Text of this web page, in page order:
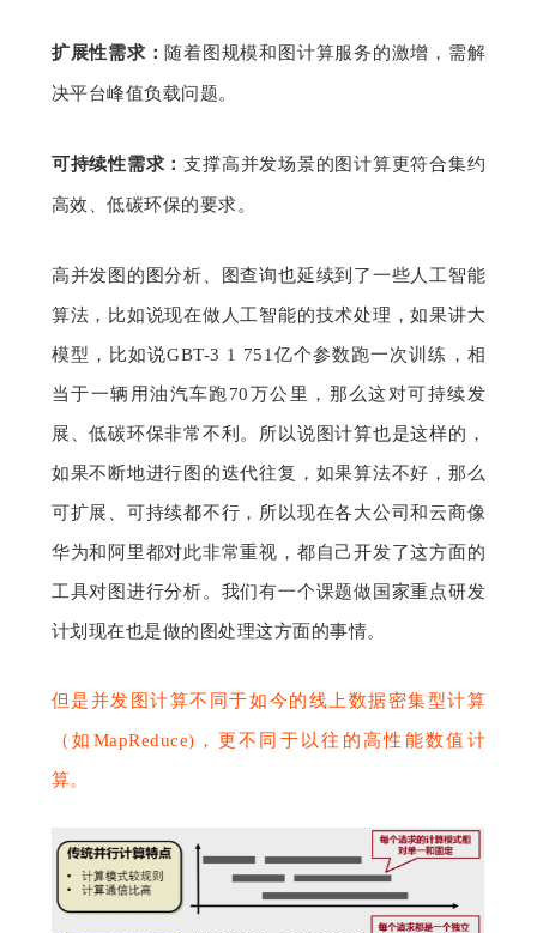
扩展性需求： 随着图规模和图计算服务的激增，需解
决平台峰值负载问题。
可持续性需求：支撑高并发场景的图计算更符合集约
高效、低碳环保的要求。
高并发图的图分析、图查询也延续到了一些人工智能
算法，比如说现在做人工智能的技术处理，如果讲大
模型，比如说GBT-3 1 751亿个参数跑一次训练，相
当于一辆用油汽车跑70万公里，那么这对可持续发
展、低碳环保非常不利。所以说图计算也是这样的，
如果不断地进行图的迭代往复，如果算法不好，那么
可扩展、可持续都不行，所以现在各大公司和云商像
华为和阿里都对此非常重视，都自己开发了这方面的
工具对图进行分析。我们有一个课题做国家重点研发
计划现在也是做的图处理这方面的事情。
但是并发图计算不同于如今的线上数据密集型计算
（如MapReduce)，更不同于以往的高性能数值计
算。